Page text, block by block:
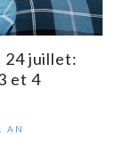
24 juillet:
et 4
AN